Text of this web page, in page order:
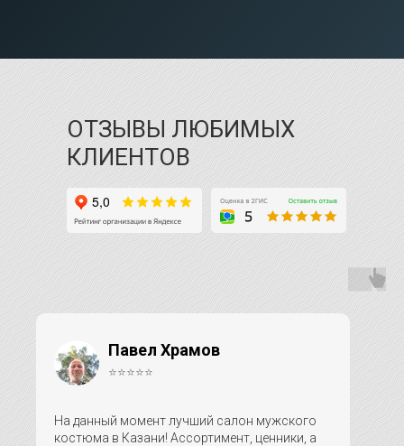
ОТЗЫВЫ ЛЮБИМЫХ
КЛИЕНТОВ
Павел Храмов
⭐⭐⭐⭐⭐
На данный момент лучший салон мужского
костюма в Казани! Ассортимент, ценники, а